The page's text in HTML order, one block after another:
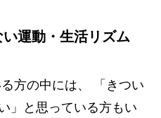
運動・生活リズム
方の中には、 「きつい
」と思っている方もい